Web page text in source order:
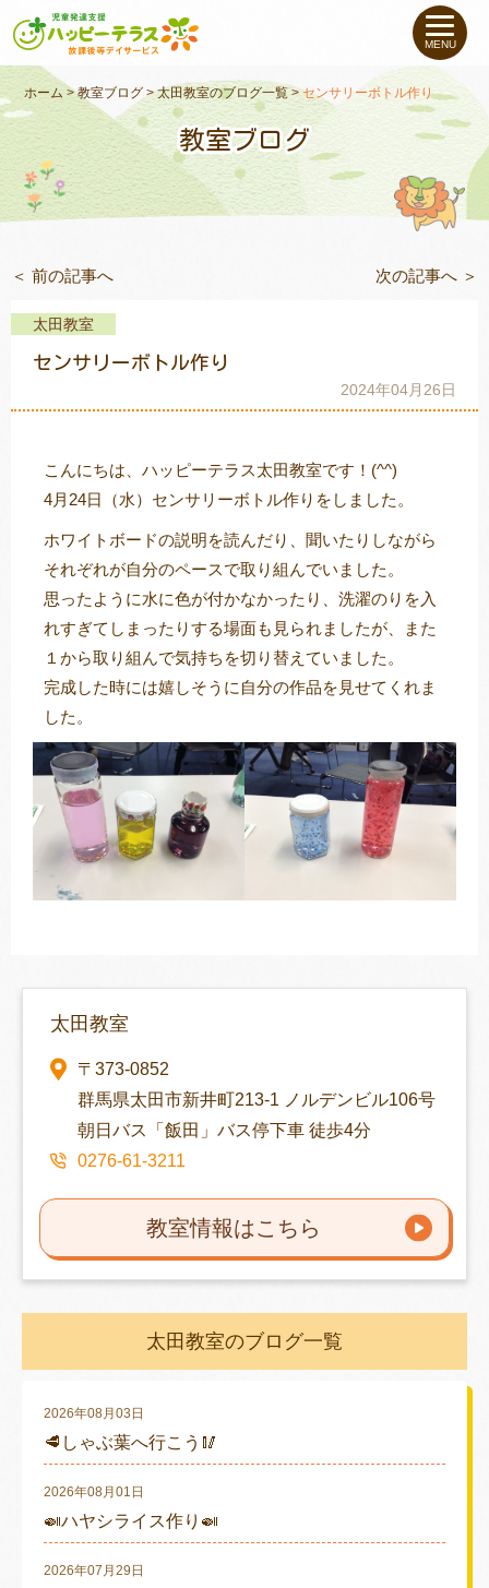
私たちについて
未就学のお子さま（０〜６才）
小学生〜高校生のお子さま
支援事例
教室一覧
MENU
ホーム >教室ブログ>太田教室のブログ一覧>センサリーボトル作り
教室ブログ
＜ 前の記事へ 次の記事へ ＞
太田教室
センサリーボトル作り
2024年04月26日
こんにちは、ハッピーテラス太田教室です！(^^)
4月24日（水）センサリーボトル作りをしました。
ホワイトボードの説明を読んだり、聞いたりしながら
それぞれが自分のペースで取り組んでいました。
思ったように水に色が付かなかったり、洗濯のりを入
れすぎてしまったりする場面も見られましたが、また
１から取り組んで気持ちを切り替えていました。
完成した時には嬉しそうに自分の作品を見せてくれま
した。
太田教室
〒373-0852
群馬県太田市新井町213-1 ノルデンビル106号
朝日バス「飯田」バス停下車 徒歩4分
0276-61-3211
教室情報はこちら
太田教室のブログ一覧
2026年08月03日
🥩しゃぶ葉へ行こう🥢
2026年08月01日
🍛ハヤシライス作り🍛
2026年07月29日